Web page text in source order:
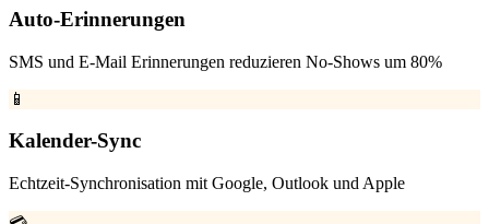
Auto-Erinnerungen
SMS und E-Mail Erinnerungen reduzieren No-Shows um 80%
📱
Kalender-Sync
Echtzeit-Synchronisation mit Google, Outlook und Apple